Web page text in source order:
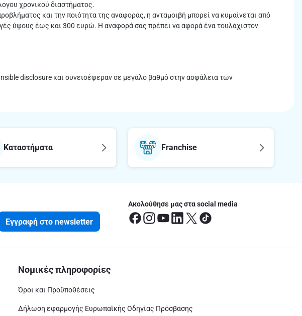
χρονικού διαστήματος.
και την ποιότητα της αναφοράς, η ανταμοιβή μπορεί να κυμαίνεται από
ύψους έως και 300 ευρώ. Η αναφορά σας πρέπει να αφορά ένα τουλάχιστον
disclosure και συνεισέφεραν σε μεγάλο βαθμό στην ασφάλεια των
Καταστήματα Franchise
Εγγραφή στο newsletter
Ακολούθησε μας στα social media
Νομικές πληροφορίες
Όροι και Προϋποθέσεις
Δήλωση εφαρμογής Ευρωπαϊκής Οδηγίας Πρόσβασης